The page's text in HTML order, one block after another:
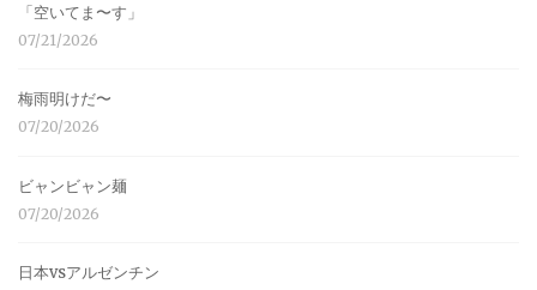
「空いてま〜す」
07/21/2026
梅雨明けだ〜
07/20/2026
ビャンビャン麺
07/20/2026
日本vsアルゼンチン